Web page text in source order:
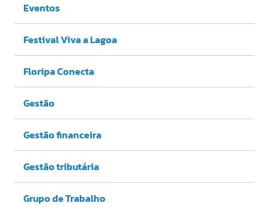
Eventos
Festival Viva a Lagoa
Floripa Conecta
Gestão
Gestão financeira
Gestão tributária
Grupo de Trabalho